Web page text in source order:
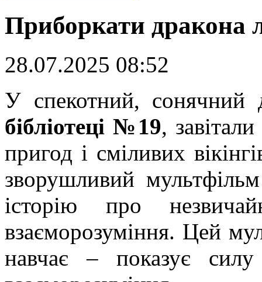
Приборкати дракона
28.07.2025 08:52
У спекотний, сонячний
бібліотеці №19,
пригод і сміливих
зворушливий
історію про
взаєморозуміння. Цей
навчає ‒ показує